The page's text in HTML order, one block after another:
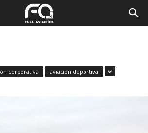
corporativa aviación deportiva